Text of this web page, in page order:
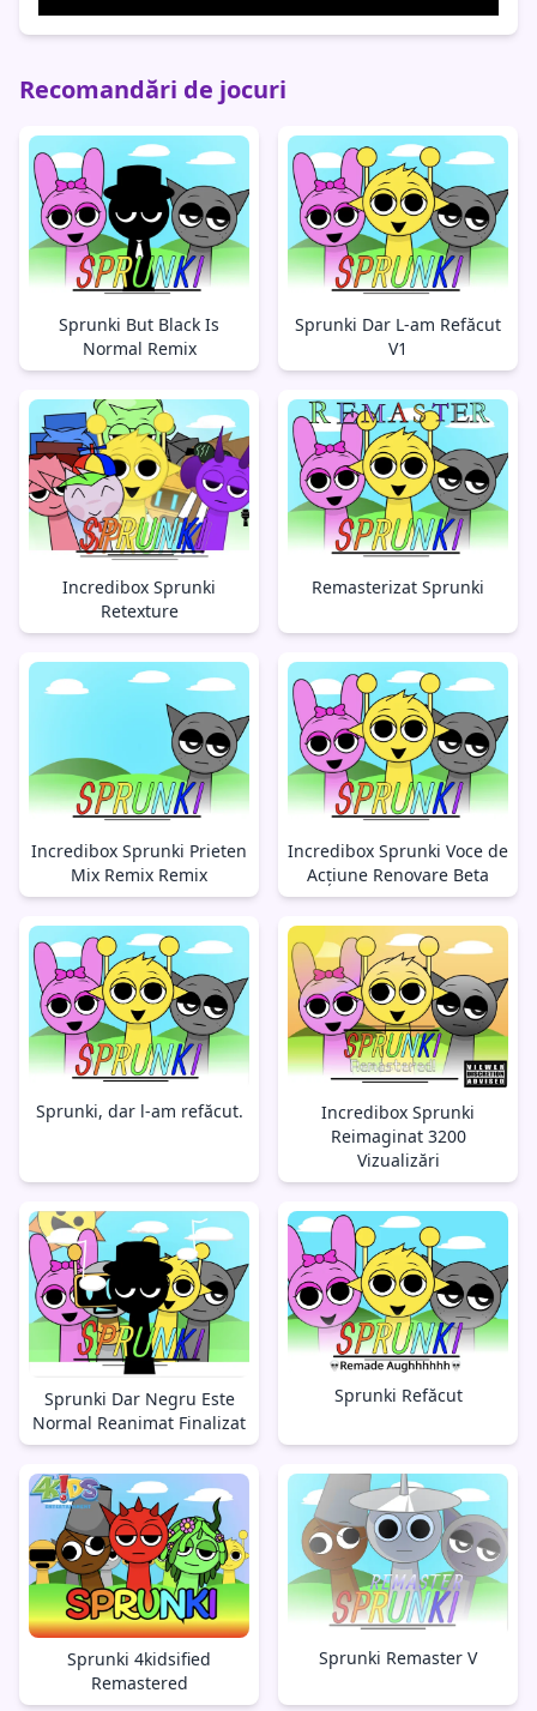
Recomandări de jocuri
Sprunki But Black Is
Normal Remix
Sprunki Dar L-am Refăcut
V1
Incredibox Sprunki
Retexture
Remasterizat Sprunki
Incredibox Sprunki Prieten
Mix Remix Remix
Incredibox Sprunki Voce de
Acțiune Renovare Beta
Sprunki, dar l-am refăcut.
Incredibox Sprunki
Reimaginat 3200
Vizualizări
Sprunki Dar Negru Este
Normal Reanimat Finalizat
Sprunki Refăcut
Sprunki 4kidsified
Remastered
Sprunki Remaster V